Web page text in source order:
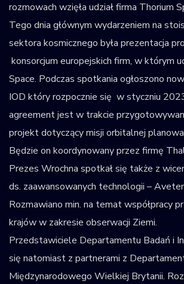
rozmowach wzięła udział firma Thorium
Tego dnia głównym wydarzeniem na
sektora kosmicznego była prezentacja
konsorcjum europejskich firm, w którym
Space. Podczas spotkania ogłoszono
IOD który rozpocznie się w styczniu
agreement jest w trakcie
projekt dotyczący misji orbitalnej
Będzie on koordynowany przez firmę
Prezes Wrochna spotkał się także z
ds. zaawansowanych technologii –
Rozmawiano min. na temat współpracy
krajów w zakresie obserwacji Ziemi.
Przedstawiciele Departamentu Badań i
się natomiast z partnerami z
Międzynarodowego Wielkiej Brytanii.